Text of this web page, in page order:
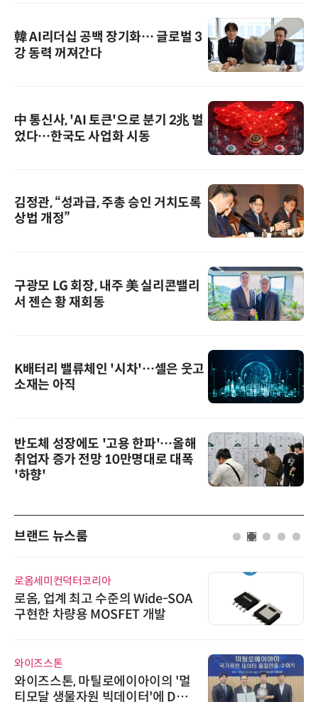
韓 AI리더십 공백 장기화… 글로벌 3
강 동력 꺼져간다
中 통신사, 'AI 토큰'으로 분기 2兆 벌
었다…한국도 사업화 시동
김정관, “성과급, 주총 승인 거치도록
상법 개정”
구광모 LG 회장, 내주 美 실리콘밸리
서 젠슨 황 재회동
K배터리 밸류체인 '시차'…셀은 웃고
소재는 아직
반도체 성장에도 '고용 한파'…올해
취업자 증가 전망 10만명대로 대폭
'하향'
브랜드 뉴스룸
로옴세미컨덕터코리아
로옴, 업계 최고 수준의 Wide-SOA
구현한 차량용 MOSFET 개발
와이즈스톤
와이즈스톤, 마틸로에이아이의 '멀
티모달 생물자원 빅데이터'에 DQ